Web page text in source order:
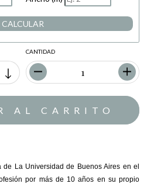
CALCULAR
CANTIDAD
de La Universidad de Buenos Aires en el
por más de 10 años en su propio